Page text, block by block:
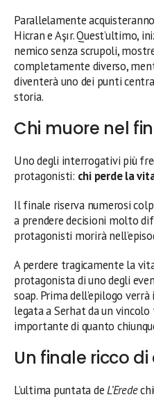
Parallelamente
Hicran e Aşır. Quest’ultimo,
nemico senza scrupoli,
completamente diverso,
diventerà uno dei punti
storia.
Chi muore nel
Uno degli interrogativi più
protagonisti: chi perde la
Il finale riserva numerosi
a prendere decisioni molto
protagonisti morirà
A perdere tragicamente la
protagonista di uno degli
soap. Prima dell’epilogo
legata a Serhat da un
importante di quanto
Un finale ricco
L’ultima puntata deL’Erede